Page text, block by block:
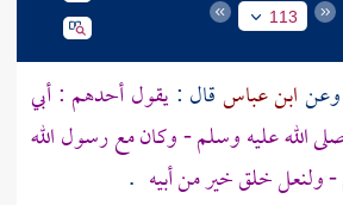
113
وعنابن عباسقال :يقول أحدهم : أبي
عليه وسلم - وكان مع رسول الله
ولنعل خلق خير من أبيه .